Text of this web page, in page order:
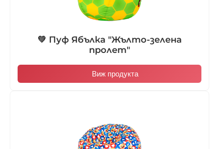
💚 Пуф Ябълка "Жълто-зелена
пролет"
Виж продукта